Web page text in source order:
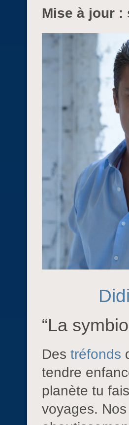
Mise à jour :
“La
Des tréfonds
tendre
planète tu
voyages.